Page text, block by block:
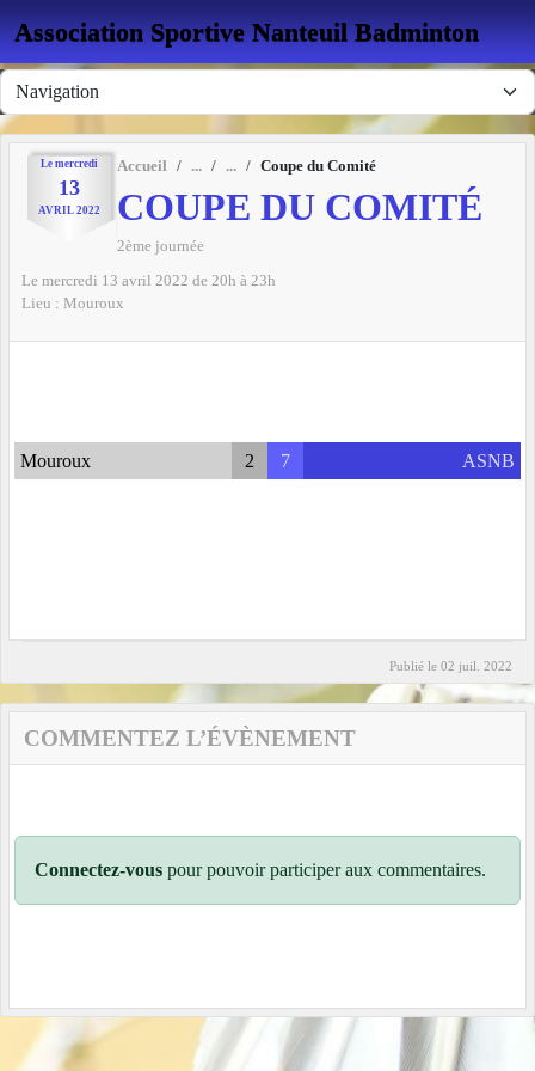
Association Sportive Nanteuil Badminton
Le mercredi
13
AVRIL 2022
Accueil Coupe du Comité
COUPE DU COMITÉ
2ème journée
Le mercredi 13 avril 2022 de 20h à 23h
Lieu : Mouroux
Mouroux 2 7 ASNB
Publié le 02 juil. 2022
COMMENTEZ L’ÉVÈNEMENT
Connectez-vous pour pouvoir participer aux commentaires.